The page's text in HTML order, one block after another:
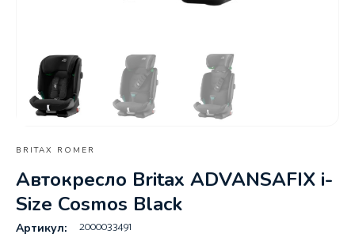
BRITAX ROMER
Автокресло Britax ADVANSAFIX i-
Size Cosmos Black
Артикул: 2000033491